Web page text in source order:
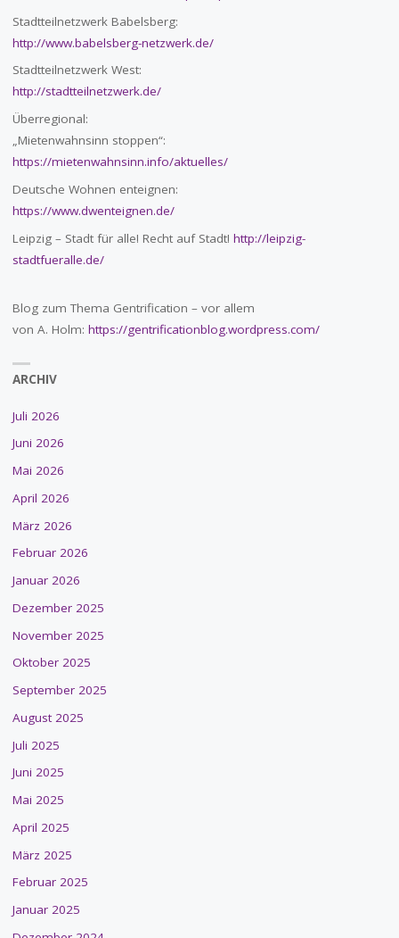
Stadtteilnetzwerk Babelsberg:
http://www.babelsberg-netzwerk.de/
Stadtteilnetzwerk West:
http://stadtteilnetzwerk.de/
Überregional:
„Mietenwahnsinn stoppen“:
https://mietenwahnsinn.info/aktuelles/
Deutsche Wohnen enteignen:
https://www.dwenteignen.de/
Leipzig – Stadt für alle! Recht auf Stadt! http://leipzig-
stadtfueralle.de/
Blog zum Thema Gentrification – vor allem
von A. Holm: https://gentrificationblog.wordpress.com/
ARCHIV
Juli 2026
Juni 2026
Mai 2026
April 2026
März 2026
Februar 2026
Januar 2026
Dezember 2025
November 2025
Oktober 2025
September 2025
August 2025
Juli 2025
Juni 2025
Mai 2025
April 2025
März 2025
Februar 2025
Januar 2025